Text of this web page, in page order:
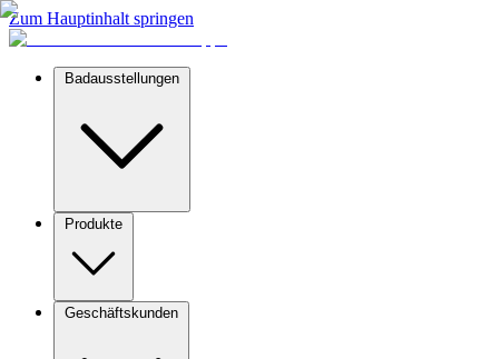
Zum Hauptinhalt springen
Badausstellungen
Produkte
Geschäftskunden